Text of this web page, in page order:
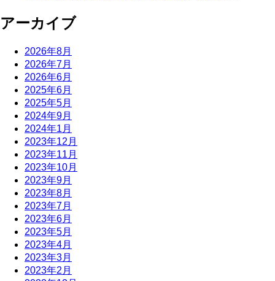
アーカイブ
2026年8月
2026年7月
2026年6月
2025年6月
2025年5月
2024年9月
2024年1月
2023年12月
2023年11月
2023年10月
2023年9月
2023年8月
2023年7月
2023年6月
2023年5月
2023年4月
2023年3月
2023年2月